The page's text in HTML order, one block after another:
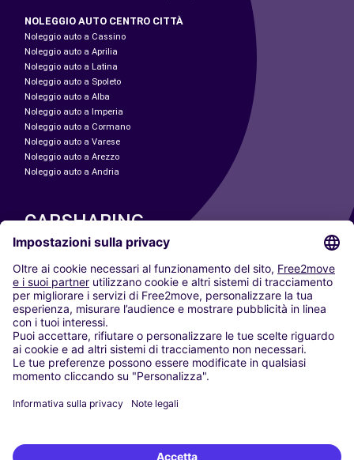
NOLEGGIO AUTO CENTRO CITTÀ
Noleggio auto a Cassino
Noleggio auto a Aprilia
Noleggio auto a Latina
Noleggio auto a Spoleto
Noleggio auto a Alba
Noleggio auto a Imperia
Noleggio auto a Cormano
Noleggio auto a Varese
Noleggio auto a Arezzo
Noleggio auto a Andria
CARSHARING
LE NOSTRE CITTÀ
Paris
Madrid
Washington DC
Milano
Roma
Torino
Vienna
Berlino
Düsseldorf